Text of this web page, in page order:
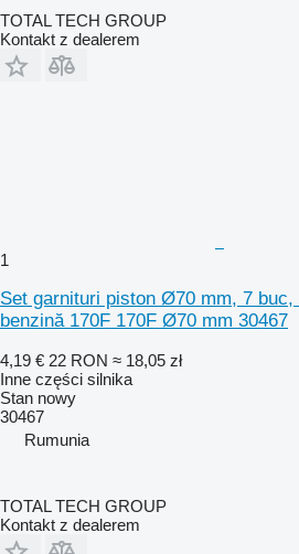
TOTAL TECH GROUP
Kontakt z dealerem
1
Set garnituri piston Ø70 mm, 7 buc,
benzină 170F 170F Ø70 mm 30467
4,19 € 22 RON ≈ 18,05 zł
Inne części silnika
Stan nowy
30467
Rumunia
TOTAL TECH GROUP
Kontakt z dealerem